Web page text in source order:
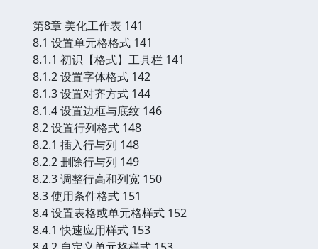
第8章 美化工作表 141
8.1 设置单元格格式 141
8.1.1 初识【格式】工具栏 141
8.1.2 设置字体格式 142
8.1.3 设置对齐方式 144
8.1.4 设置边框与底纹 146
8.2 设置行列格式 148
8.2.1 插入行与列 148
8.2.2 删除行与列 149
8.2.3 调整行高和列宽 150
8.3 使用条件格式 151
8.4 设置表格或单元格样式 152
8.4.1 快速应用样式 153